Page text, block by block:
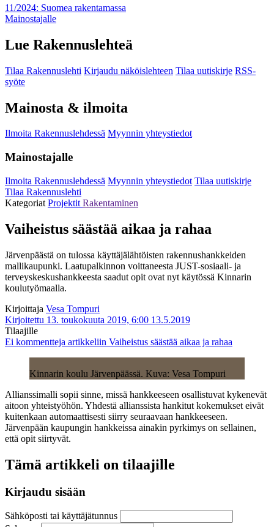
11/2024: Suomea rakentamassa
Mainostajalle
Lue Rakennuslehteä
Tilaa Rakennuslehti Kirjaudu näköislehteen Tilaa uutiskirje RSS-
syöte
Mainosta & ilmoita
Ilmoita Rakennuslehdessä Myynnin yhteystiedot
Mainostajalle
Ilmoita Rakennuslehdessä Myynnin yhteystiedot Tilaa uutiskirje
Tilaa Rakennuslehti
Kategoriat Projektit Rakentaminen
Vaiheistus säästää aikaa ja rahaa
Järvenpäästä on tulossa käyttäjälähtöisten rakennushankkeiden
mallikaupunki. Laatupalkinnon voittaneesta JUST-sosiaali- ja
terveyskeskushankkeesta saadut opit ovat nyt käytössä Kinnarin
koulutyömaalla.
Kirjoittaja Vesa Tompuri
Kirjoitettu 13. toukokuuta 2019, 6:00 13.5.2019
Tilaajille
Ei kommentteja artikkeliin Vaiheistus säästää aikaa ja rahaa
Kinnarin koulu Järvenpäässä. Kuva: Vesa Tompuri
Allianssimalli sopii sinne, missä hankkeeseen osallistuvat kykenevät
aitoon yhteistyöhön. Yhdestä allianssista hankitut kokemukset eivät
kuitenkaan automaattisesti siirry seuraavaan hankkeeseen.
Järvenpään kaupungin hankkeissa ainakin pyrkimys on sellainen,
että opit siirtyvät.
Tämä artikkeli on tilaajille
Kirjaudu sisään
Sähköposti tai käyttäjätunnus